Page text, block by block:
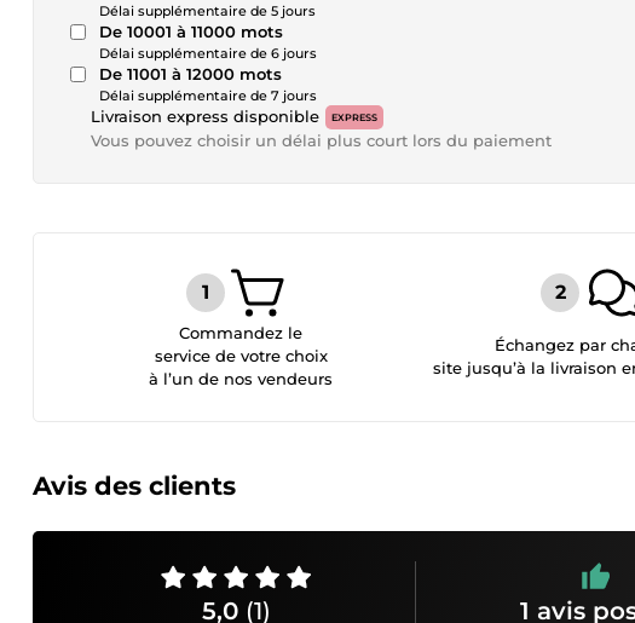
Délai supplémentaire de 5 jours
De 10001 à 11000 mots
Délai supplémentaire de 6 jours
De 11001 à 12000 mots
Délai supplémentaire de 7 jours
Livraison express disponible EXPRESS
Vous pouvez choisir un délai plus court lors du paiement
Commandez le
service de votre choix
à l’un de nos vendeurs
Échangez par
site jusqu’à la livraison
Avis des clients
5,0 (1) 1 avis